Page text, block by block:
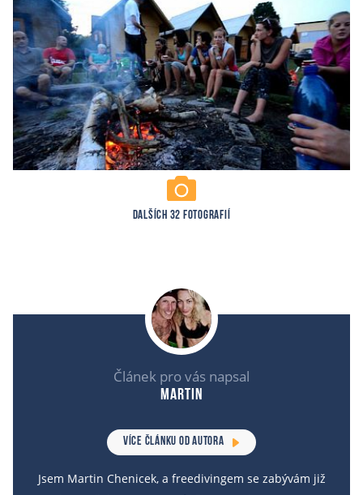
DALŠÍCH 32 FOTOGRAFIÍ
Článek pro vás napsal
Martin
VÍCE ČLÁNKU OD AUTORA
Jsem Martin Chenicek, a freedivingem se zabývám již